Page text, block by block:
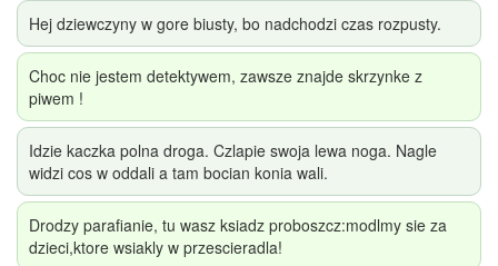
Hej dziewczyny w gore biusty, bo nadchodzi czas rozpusty.
Choc nie jestem detektywem, zawsze znajde skrzynke z
piwem !
Idzie kaczka polna droga. Czlapie swoja lewa noga. Nagle
widzi cos w oddali a tam bocian konia wali.
Drodzy parafianie, tu wasz ksiadz proboszcz:modlmy sie za
dzieci,ktore wsiakly w przescieradla!